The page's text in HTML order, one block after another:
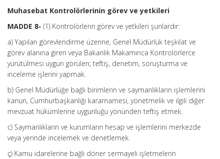
Muhasebat Kontrolörlerinin görev ve yetkileri
MADDE 8- (1) Kontrolörlerin görev ve yetkileri şunlardır:
a) Yapılan görevlendirme üzerine, Genel Müdürlük teşkilat ve
görev alanına giren veya Bakanlık Makamınca Kontrolörlerce
yürütülmesi uygun görülen; teftiş, denetim, soruşturma ve
inceleme işlerini yapmak.
b) Genel Müdürlüğe bağlı birimlerin ve saymanlıkların işlemlerini
kanun, Cumhurbaşkanlığı kararnamesi, yönetmelik ve ilgili diğer
mevzuat hükümlerine uygunluğu yönünden teftiş etmek.
c) Saymanlıkların ve kurumların hesap ve işlemlerini merkezde
veya yerinde incelemek ve denetlemek.
ç) Kamu idarelerine bağlı döner sermayeli işletmelerin